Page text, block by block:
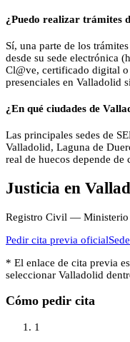
¿Puedo realizar trámites
Sí, una parte de los
desde su sede electrónica
Cl@ve, certificado digital
presenciales en Valladolid
¿En qué ciudades de
Las principales sedes de
Valladolid, Laguna de
real de huecos depende
Justicia en
Registro Civil — Ministerio
Pedir cita previa oficial
* El enlace de cita previa
seleccionar Valladolid
Cómo pedir cita
1